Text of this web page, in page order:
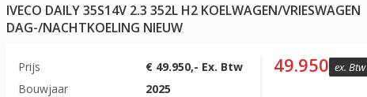
IVECO DAILY 35S14V 2.3 352L H2 KOELWAGEN/VRIESWAGEN
DAG-/NACHTKOELING NIEUW
Prijs
€ 49.950,- Ex. Btw
Bouwjaar
2025
49.950 ex. Btw